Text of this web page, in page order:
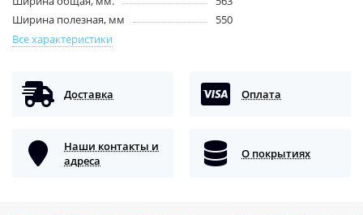
Ширина полезная, мм
550
Все характеристики
Доставка Оплата
Наши контакты и
адреса
О покрытиях